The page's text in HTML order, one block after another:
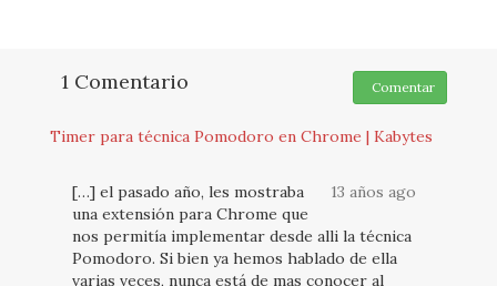
1 Comentario Comentar
Timer para técnica Pomodoro en Chrome | Kabytes
13 años ago
[…] el pasado año, les mostraba
una extensión para Chrome que
nos permitía implementar desde alli la técnica
Pomodoro. Si bien ya hemos hablado de ella
varias veces, nunca está de mas conocer al